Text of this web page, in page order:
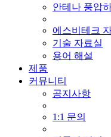
안테나 풍압
에스비테크
기술 자료실
용어 해설
제품
커뮤니티
공지사항
1:1 문의